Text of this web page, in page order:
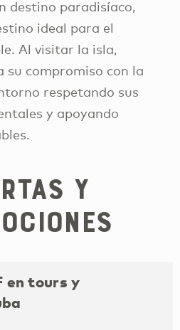
destino paradisíaco,
ideal para el
Al visitar la isla,
su compromiso con la
respetando sus
y apoyando
y
en tours y